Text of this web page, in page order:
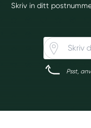
Skriv in ditt
Psst,